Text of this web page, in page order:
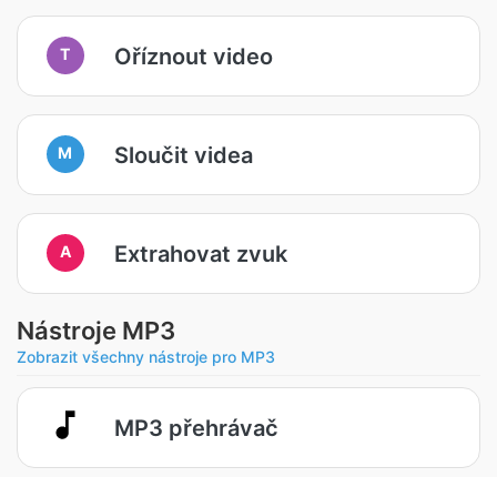
T Oříznout video
M Sloučit videa
A Extrahovat zvuk
Nástroje MP3
Zobrazit všechny nástroje pro MP3
MP3 přehrávač